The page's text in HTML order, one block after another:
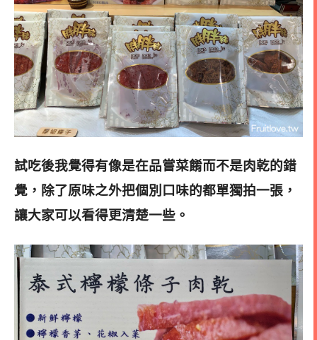
試吃後我覺得有像是在品嘗菜餚而不是肉乾的錯
覺，除了原味之外把個別口味的都單獨拍一張，
讓大家可以看得更清楚一些 。